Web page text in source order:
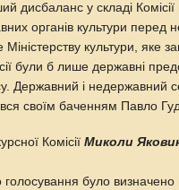
дисбаланс у складі Комісії
органів культури
культури, яке
були б лише державні
Державний і недержавний
своїм баченням Павло
КомісіїМиколи
голосування було